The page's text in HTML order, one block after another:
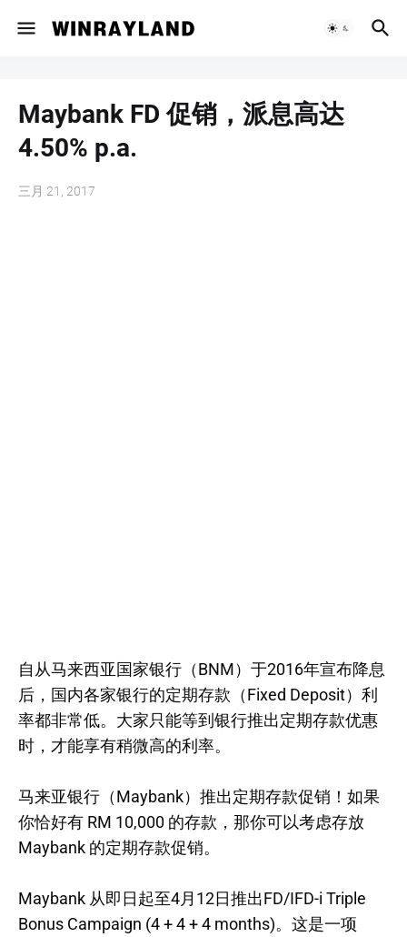
Maybank FD 促销，派息高达
4.50% p.a.
三月 21, 2017
自从马来西亚国家银行（BNM）于2016年宣布降息
后，国内各家银行的定期存款（Fixed Deposit）利
率都非常低。大家只能等到银行推出定期存款优惠
时，才能享有稍微高的利率。
马来亚银行（Maybank）推出定期存款促销！如果
你恰好有 RM 10,000 的存款，那你可以考虑存放
Maybank 的定期存款促销。
Maybank 从即日起至4月12日推出FD/IFD-i Triple
Bonus Campaign (4 + 4 + 4 months)。这是一项